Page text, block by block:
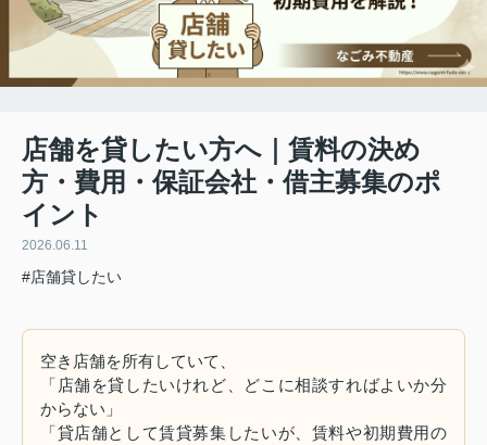
店舗を貸したい方へ｜賃料の決め
方・費用・保証会社・借主募集のポ
イント
2026.06.11
#店舗貸したい
空き店舗を所有していて、
「店舗を貸したいけれど、どこに相談すればよいか分
からない」
「貸店舗として賃貸募集したいが、賃料や初期費用の